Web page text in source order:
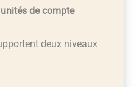
de compte
deux niveaux